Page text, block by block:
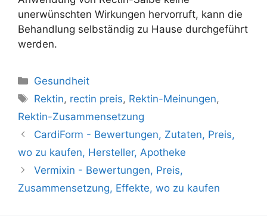
unerwünschten Wirkungen hervorruft, kann die
Behandlung selbständig zu Hause durchgeführt
werden.
Kategorien
Gesundheit
Tags
Rektin, rectin preis, Rektin-Meinungen,
Rektin-Zusammensetzung
CardiForm - Bewertungen, Zutaten, Preis,
wo zu kaufen, Hersteller, Apotheke
Vermixin - Bewertungen, Preis,
Zusammensetzung, Effekte, wo zu kaufen